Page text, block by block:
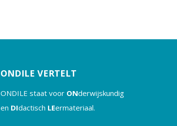
ONDILE VERTELT
ONDILE staat voor ONderwijskundig
en DIdactisch LEermateriaal.